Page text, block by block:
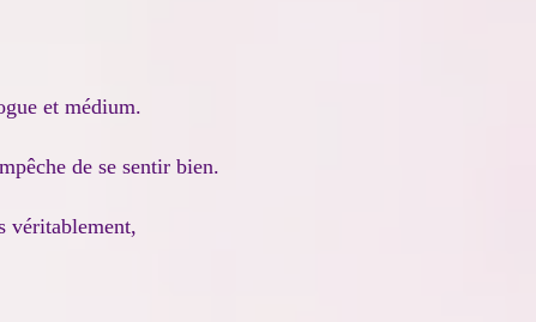
et médium.
de se sentir bien.
véritablement,